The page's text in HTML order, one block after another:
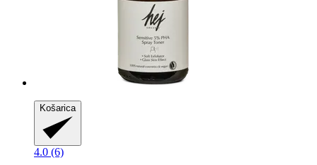
Košarica
4.0 (6)